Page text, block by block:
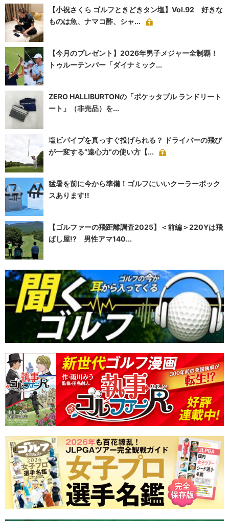
【小祝さくら ゴルフときどきタン塩】Vol.92 好きな
ものは魚、ナマコ酢、シャ...
【今月のプレゼント】2026年男子メジャー全制覇！
トゥルーテンパー「ダイナミック...
ZERO HALLIBURTONの「ポケッタブル ランドリート
ート」（非売品）を...
塩ビパイプを真っすぐ投げられる？ ドライバーの飛び
が一変する“遠心力”の使い方【...
猛暑を前に今から準備！ゴルフにいいクーラーボック
スあります!!
【ゴルファーの飛距離調査2025】＜前編＞220Yは飛
ばし屋!? 男性アマ140...